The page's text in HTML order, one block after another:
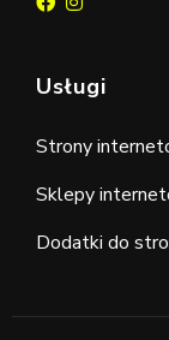
Usługi
Strony
Sklepy
Dodatki do